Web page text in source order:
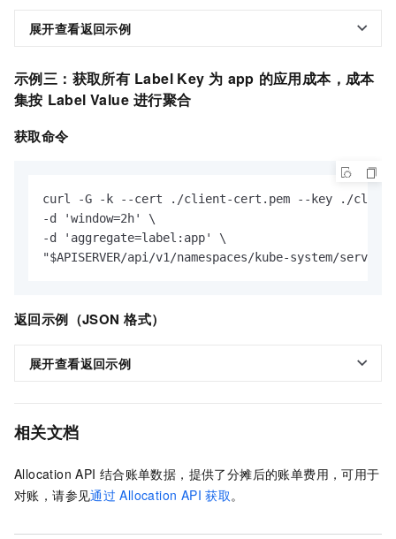
展开查看返回示例
示例三：获取所有 Label Key 为 app 的应用成本，成本
集按 Label Value 进行聚合
获取命令
curl -G -k --cert ./client-cert.pem --key ./client-
-d 'window=2h' \
-d 'aggregate=label:app' \
"$APISERVER/api/v1/namespaces/kube-system/
返回示例（JSON 格式）
展开查看返回示例
相关文档
Allocation API 结合账单数据，提供了分摊后的账单费用，可用于
对账，请参见通过 Allocation API 获取 。